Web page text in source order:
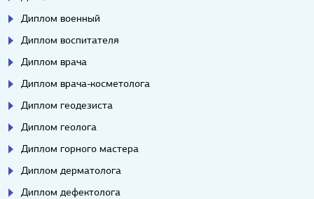
Диплом военный
Диплом воспитателя
Диплом врача
Диплом врача-косметолога
Диплом геодезиста
Диплом геолога
Диплом горного мастера
Диплом дерматолога
Диплом дефектолога